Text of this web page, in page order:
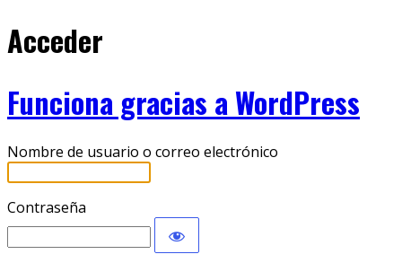
Acceder
Funciona gracias a WordPress
Nombre de usuario o correo electrónico
Contraseña